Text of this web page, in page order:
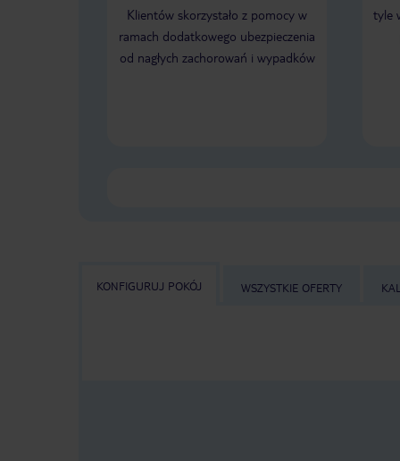
Klientów skorzystało z pomocy w
ramach dodatkowego ubezpieczenia
od nagłych zachorowań i wypadków
tyle
KONFIGURUJ POKÓJ WSZYSTKIE OFERTY